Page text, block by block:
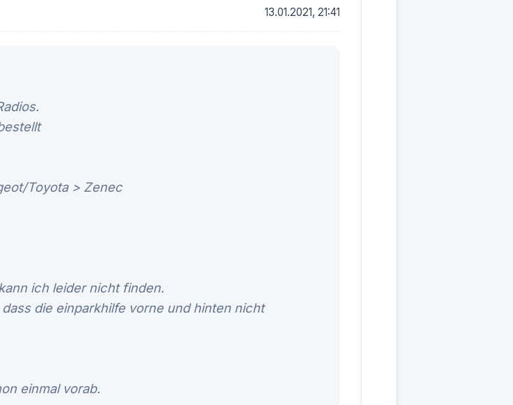
13.01.2021, 21:41
Toyota > Zenec
ich leider nicht finden.
die einparkhilfe vorne und hinten nicht
einmal vorab.